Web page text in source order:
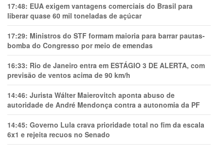
17:48: EUA exigem vantagens comerciais do Brasil para
liberar quase 60 mil toneladas de açúcar
17:29: Ministros do STF formam maioria para barrar pautas-
bomba do Congresso por meio de emendas
16:33: Rio de Janeiro entra em ESTÁGIO 3 DE ALERTA, com
previsão de ventos acima de 90 km/h
14:46: Jurista Wálter Maierovitch aponta abuso de
autoridade de André Mendonça contra a autonomia da PF
14:45: Governo Lula crava prioridade total no fim da escala
6x1 e rejeita recuos no Senado